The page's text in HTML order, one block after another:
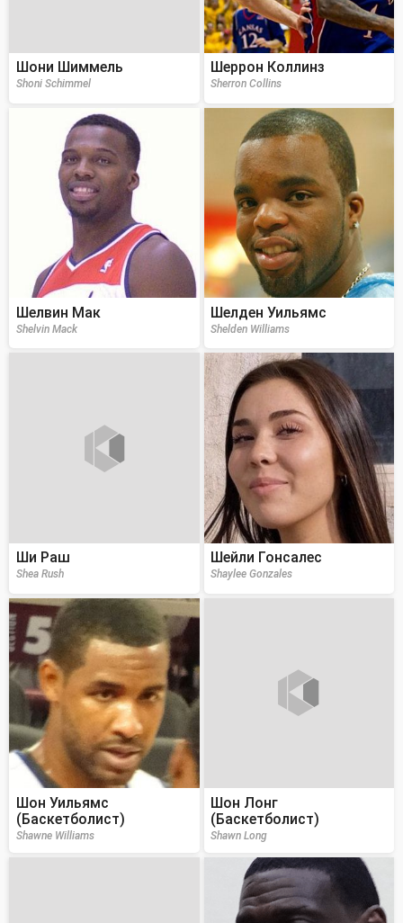
Шони Шиммель
Shoni Schimmel
Шеррон Коллинз
Sherron Collins
Шелвин Мак
Shelvin Mack
Шелден Уильямс
Shelden Williams
Ши Раш
Shea Rush
Шейли Гонсалес
Shaylee Gonzales
Шон Уильямс
(Баскетболист)
Shawne Williams
Шон Лонг
(Баскетболист)
Shawn Long